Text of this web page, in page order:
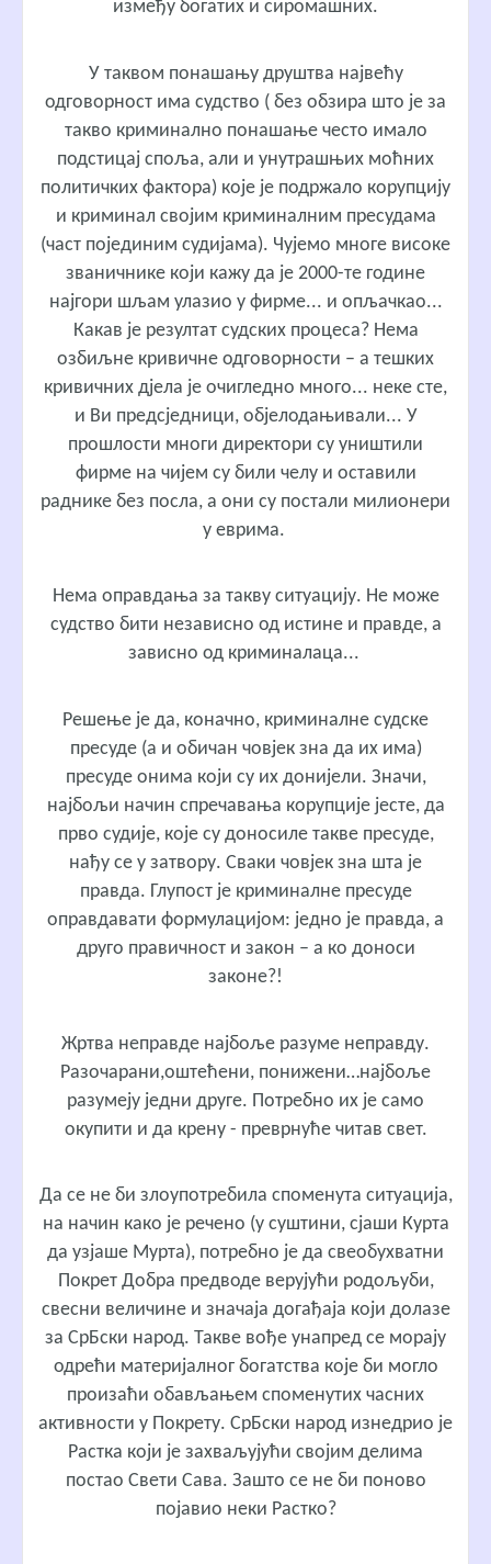
између богатих и сиромашних.
У таквом понашању друштва највећу
одговорност има судство ( без обзира што је за
такво криминално понашање често имало
подстицај споља, али и унутрашњих моћних
политичких фактора) које је подржало корупцију
и криминал својим криминалним пресудама
(част појединим судијама). Чујемо многе високе
званичнике који кажу да је 2000-те године
најгори шљам улазио у фирме... и опљачкао...
Какав је резултат судских процеса? Нема
озбиљне кривичне одговорности – а тешких
кривичних дјела је очигледно много... неке сте,
и Ви предсједници, објелодањивали... У
прошлости многи директори су уништили
фирме на чијем су били челу и оставили
раднике без посла, а они су постали милионери
у еврима.
Нема оправдања за такву ситуацију. Не може
судство бити независно од истине и правде, а
зависно од криминалаца...
Решење је да, коначно, криминалне судске
пресуде (а и обичан човјек зна да их има)
пресуде онима који су их донијели. Значи,
најбољи начин спречавања корупције јесте, да
прво судије, које су доносиле такве пресуде,
нађу се у затвору. Сваки човјек зна шта је
правда. Глупост је криминалне пресуде
оправдавати формулацијом: једно је правда, а
друго правичност и закон – а ко доноси
законе?!
Жртва неправде најбоље разуме неправду.
Разочарани,оштећени, понижени…најбоље
разумеју једни друге. Потребно их је само
окупити и да крену - преврнуће читав свет.
Да се не би злоупотребила споменута ситуација,
на начин како је речено (у суштини, сјаши Курта
да узјаше Мурта), потребно је да свеобухватни
Покрет Добра предводе верујући родољуби,
свесни величине и значаја догађаја који долазе
за СрБски народ. Такве вође унапред се морају
одрећи материјалног богатства које би могло
произаћи обављањем споменутих часних
активности у Покрету. СрБски народ изнедрио је
Растка који је захваљујући својим делима
постао Свети Сава. Зашто се не би поново
појавио неки Растко?